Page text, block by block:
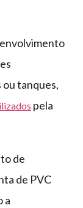
tanques,
pela
de
de PVC
a